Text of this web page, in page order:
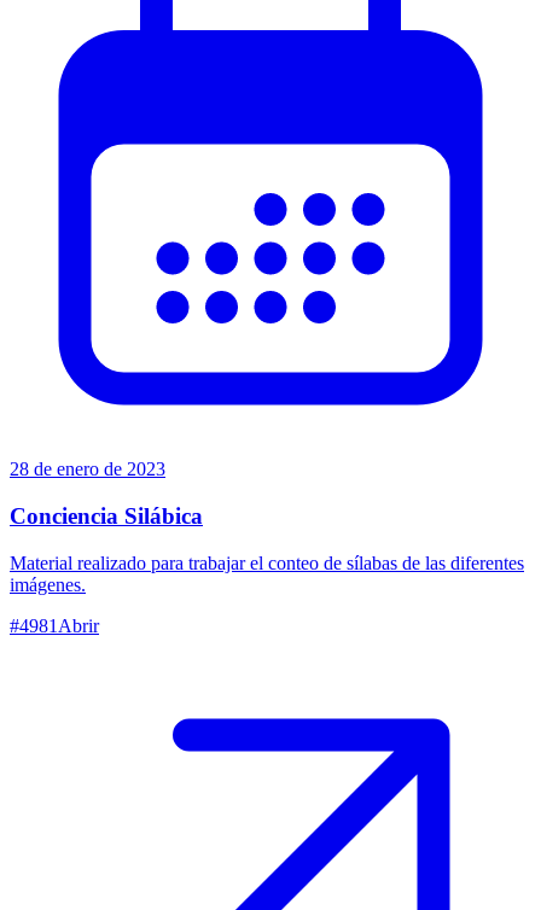
28 de enero de 2023
Conciencia Silábica
Material realizado para trabajar el conteo de sílabas de las diferentes
imágenes.
#4981 Abrir